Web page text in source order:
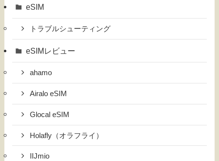
eSIM
トラブルシューティング
eSIMレビュー
ahamo
Airalo eSIM
Glocal eSIM
Holafly（オラフライ）
IIJmio